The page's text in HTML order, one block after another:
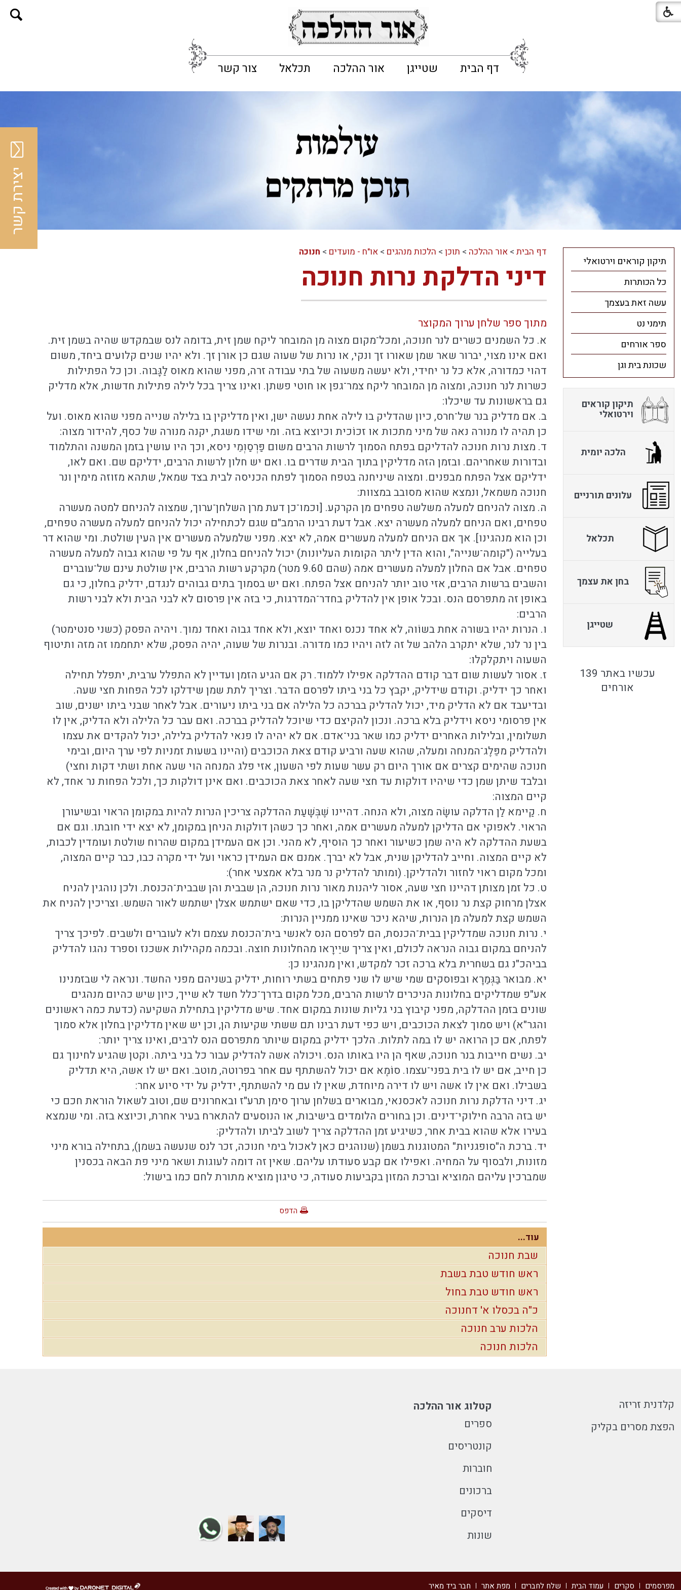
דף הבית שטייגן אור ההלכה תכלאל צור קשר
דף הבית> אור ההלכה > תוכן> הלכות מנהגים > או"ח - מועדים > חנוכה
דיני הדלקת נרות חנוכה
מתוך ספר שלחן ערוך המקוצר
א. כל השמנים כשרים לנר חנוכה, ומכל־מקום מצוה מן המובחר ליקח שמן זית, בדומה לנס שבמקדש שהיה בשמן זית.
ואם אינו מצוי, יברור שאר שמן שאורו זך ונקי, או נרות של שעוה שגם כן אורן זך. ולא יהיו שנים קלועים ביחד, משום
דהוי כמדורה, אלא כל נר יחידי, ולא יעשה משעוה של בתי עבודה זרה, מפני שהוא מאוס לַגָּבוה. וכן כל הפתילות
כשרות לנר חנוכה, ומצוה מן המובחר ליקח צמר־גפן או חוטי פשתן. ואינו צריך בכל לילה פתילות חדשות, אלא מדליק
גם בראשונות עד שיכלו:
ב. אם מדליק בנר של־חרס, כיון שהדליק בו לילה אחת נעשה ישן, ואין מדליקין בו בלילה שנייה מפני שהוא מאוס. ועל
כן תהיה לו מנורה נאה של מיני מתכות או זכוֹכית וכיוצא בזה. ומי שידו משגת, יקנה מנורה של כסף, להידור מצוה:
ד. מצות נרות חנוכה להדליקם בפתח הסמוך לרשות הרבים משום פַּרְסַוְמֵי ניסא, וכך היו עושין בזמן המשנה והתלמוד
ובדורות שאחריהם. ובזמן הזה מדליקין בתוך הבית שדרים בו. ואם יש חלון לרשות הרבים, ידליקם שם. ואם לאו,
ידליקם אצל הפתח מבפנים. ומצוה שיניחנה בטפח הסמוך לפתח הכניסה לבית בצד שמאל, שתהא מזוזה מימין ונר
חנוכה משמאל, ונמצא שהוא מסובב במצוות:
ה. מצוה להניחם למעלה משלשה טפחים מן הקרקע. [וכמו־כן דעת מרן השלחן־ערוך, שמצוה להניחם למטה מעשרה
טפחים, ואם הניחם למעלה מעשרה יצא. אבל דעת רבינו הרמב"ם שגם לכתחילה יכול להניחם למעלה מעשרה טפחים,
וכן הוא מנהגינו]. אך אם הניחם למעלה מעשרים אמה, לא יצא. מפני שלמעלה מעשרים אין העין שולטת. ומי שהוא דר
בעלייה ("קומה־שנייה", והוא הדין ליתר הקומות העליונות) יכול להניחם בחלון, אף על פי שהוא גבוה למעלה מעשרה
טפחים. אבל אם החלון למעלה מעשרים אמה (שהם 9.60 מטר) מקרקע רשות הרבים, אין שולטת עינם של־עוברים
והשבים ברשות הרבים, אזי טוב יותר להניחם אצל הפתח. ואם יש בסמוך בתים גבוהים לנגדם, ידליק בחלון, כי גם
באופן זה מתפרסם הנס. ובכל אופן אין להדליק בחדר־המדרגות, כי בזה אין פרסום לא לבני הבית ולא לבני רשות
הרבים:
ו. הנרות יהיו בשורה אחת בשוֹוה, לא אחד נכנס ואחד יוצא, ולא אחד גבוה ואחד נמוך. ויהיה הפסק (כשני סנטימטר)
בין נר לנר, שלא יתקרב הלהב של זה לזה ויהיו כמו מדורה. ובנרות של שעוה, יהיה הפסק, שלא יתחממו זה מזה ותיטוף
השעוה ויתקלקלו:
ז. אסור לעשות שום דבר קודם ההדלקה אפילו ללמוד. רק אם הגיע הזמן ועדיין לא התפלל ערבית, יתפלל תחילה
ואחר כך ידליק. וקודם שידליק, יקבץ כל בני ביתו לפרסם הדבר. וצריך לתת שמן שידלקו לכל הפחות חצי שעה.
ובדיעבד אם לא הדליק מיד, יכול להדליק בברכה כל הלילה אם בני ביתו ניעורים. אבל לאחר שבני ביתו ישנים, שוב
אין פרסומי ניסא וידליק בלא ברכה. ונכון להקיצם כדי שיוכל להדליק בברכה. ואם עבר כל הלילה ולא הדליק, אין לו
תשלומין, ובלילות האחרים ידליק כמו שאר בני־אדם. אם לא יהיה לו פנאי להדליק בלילה, יכול להקדים את עצמו
ולהדליק מפֵּלֶג־המנחה ומעלה, שהוא שעה ורביע קודם צאת הכוכבים (והיינו בשעות זמניות לפי ערך היום, ובימי
חנוכה שהימים קצרים אם אורך היום רק עשר שעות לפי השעון, אזי פלג המנחה הוי שעה אחת ושתי דקות וחצי)
ובלבד שיתן שמן כדי שיהיו דולקות עד חצי שעה לאחר צאת הכוכבים. ואם אינן דולקות כך, ולכל הפחות נר אחד, לא
קיים המצוה:
ח. קַיימא לַן הדלקה עושָׂה מצוה, ולא הנחה. דהיינו שֶׁבְּשָׁעַת ההדלקה צריכין הנרות להיות במקומן הראוי ובשיעורן
הראוי. לאפוקי אם הדליקן למעלה מעשרים אמה, ואחר כך כשהן דולקות הניחן במקומן, לא יצא ידי חובתו. וגם אם
בשעת ההדלקה לא היה שמן כשיעור ואחר כך הוסיף, לא מהני. וכן אם העמידן במקום שהרוח שולטת ועומדין לכבות,
לא קיים המצוה. וחייב להדליקן שנית, אבל לא יברך. אמנם אם העמידן כראוי ועל ידי מקרה כבו, כבר קיים המצוה,
ומכל מקום ראוי לחזור ולהדליקן. (ומותר להדליק נר מנר בלא אמצעי אחר):
ט. כל זמן מצותן דהיינו חצי שעה, אסור ליהנות מאור נרות חנוכה, הן שבבית והן שבבית־הכנסת. ולכן נוהגין להניח
אצלן מרחוק קצת נר נוסף, או את השמש שהדליקן בו, כדי שאם ישתמש אצלן ישתמש לאור השמש. וצריכין להניח את
השמש קצת למעלה מן הנרות, שיהא ניכר שאינו ממניין הנרות:
י. נרות חנוכה שמדליקין בבית־הכנסת, הם לפרסם הנס לאנשי בית־הכנסת עצמם ולא לעוברים ולשבים. לפיכך צריך
להניחם במקום גבוה הנראה לכולם, ואין צריך שיֵירָאו מהחלונות חוצה. ובכמה מקהילות אשכנז וספרד נהגו להדליק
בביהכ"נ גם בשחרית בלא ברכה זכר למקדש, ואין מנהגינו כן:
יא. מבואר בַּגְּמַרָא ובפוסקים שמי שיש לו שני פתחים בשתי רוחות, ידליק בשניהם מפני החשד. ונראה לי שבזמנינו
אע"פ שמדליקים בחלונות הניכרים לרשות הרבים, מכל מקום בדרך־כלל חשד לא שייך, כיון שיש כהיום מנהגים
שונים בזמן ההדלקה, מפני קיבוץ בני גליות שונות במקום אחד. שיש מדליקין בתחילת השקיעה (כדעת כמה ראשונים
והגר"א) ויש סמוך לצאת הכוכבים, ויש כפי דעת רבינו תם ששתי שקיעות הן, וכן יש שאין מדליקין בחלון אלא סמוך
לפתח, אם כן הרואה יש לו במה לתלות. הלכך ידליק במקום שיותר מתפרסם הנס לרבים, ואינו צריך יותר:
יב. נשים חייבות בנר חנוכה, שאף הן היו באותו הנס. ויכולה אשה להדליק עבור כל בני ביתה. וקטן שהגיע לחינוך גם
כן חייב, אם יש לו בית בפני־עצמו. סוֹמֶא אם יכול להשתתף עם אחר בפרוטה, מוטב. ואם יש לו אשה, היא תדליק
בשבילו. ואם אין לו אשה ויש לו דירה מיוחדת, שאין לו עם מי להשתתף, ידליק על ידי סיוע אחר:
יג. דיני הדלקת נרות חנוכה לאכסנאי, מבוארים בשלחן ערוך סימן תרע"ז ובאחרונים שם, וטוב לשאול הוראת חכם כי
יש בזה הרבה חילוקי־דינים. וכן בחורים הלומדים בישיבות, או הנוסעים להתארח בעיר אחרת, וכיוצא בזה. ומי שנמצא
בעירו אלא שהוא בבית אחר, כשיגיע זמן ההדלקה צריך לשוב לביתו ולהדליק:
יד. ברכת ה"סופגניות" המטוגנות בשמן (שנוהגים כאן לאכול בימי חנוכה, זכר לנס שנעשה בשמן), בתחילה בורא מיני
מזונות, ולבסוף על המחיה. ואפילו אם קבע סעודתו עליהם. שאין זה דומה לעוגות ושאר מיני פת הבאה בכסנין
שמברכין עליהם המוציא וברכת המזון בקביעות סעודה, כי טיגון מוציא מתורת לחם כמו בישול:
הדפס
עוד...
שבת חנוכה
ראש חודש טבת בשבת
ראש חודש טבת בחול
כ"ה בכסלו א' דחנוכה
הלכות ערב חנוכה
הלכות חנוכה
תיקון קוראים וירטואלי
כל הכותרות
עשה זאת בעצמך
תימני נט
ספר אורחים
שכונת בית וגן
תיקון קוראים
וירטואלי
הלכה יומית
עלונים תורניים
תכלאל
בחן את עצמך
שטייגן
עכשיו באתר 139
אורחים
קלדנית זריזה
הפצת מסרים בקליק
קטלוג אור ההלכה
ספרים
קונטריסים
חוברות
ברכונים
דיסקים
שונות
מפרסמים סקרים עמוד הבית שלח לחברים מפת אתר חבר ביד מאיר
יצירת קשר